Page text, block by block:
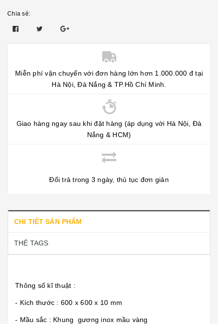
Chia sẻ:
Miễn phí vận chuyển với đơn hàng lớn hơn 1.000.000 đ tại
Hà Nội, Đà Nắng & TP.Hồ Chí Minh.
Giao hàng ngay sau khi đặt hàng (áp dụng với Hà Nội, Đà
Nắng & HCM)
Đổi trả trong 3 ngày, thủ tục đơn giản
CHI TIẾT SẢN PHẨM
THẺ TAGS
Thông số kĩ thuật :
- Kích thước : 600 x 600 x 10 mm
- Mầu sắc : Khung gương inox mầu vàng